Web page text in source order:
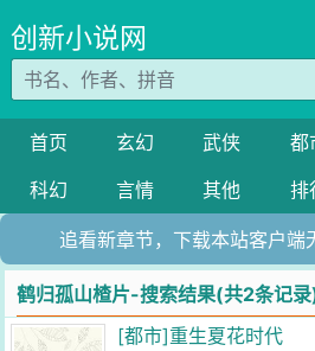
创新小说网
首页 玄幻 武侠 都
科幻
言情 其他 排
追看新章节，下载本站客户端
鹤归孤山楂片-搜索结果(共2条记录
[都市]重生夏花时代